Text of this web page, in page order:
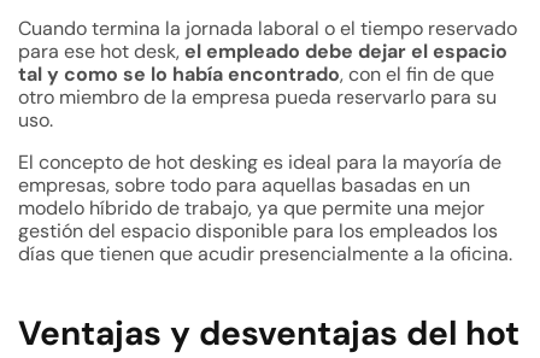
Cuando termina la jornada laboral o el tiempo reservado
para ese hot desk,el empleado debe dejar el espacio
tal y como se lo había encontrado, con el fin de que
otro miembro de la empresa pueda reservarlo para su
uso.
El concepto de hot desking es ideal para la mayoría de
empresas, sobre todo para aquellas basadas en un
modelo híbrido de trabajo, ya que permite una mejor
gestión del espacio disponible para los empleados los
días que tienen que acudir presencialmente a la oficina.
Ventajas y desventajas del hot